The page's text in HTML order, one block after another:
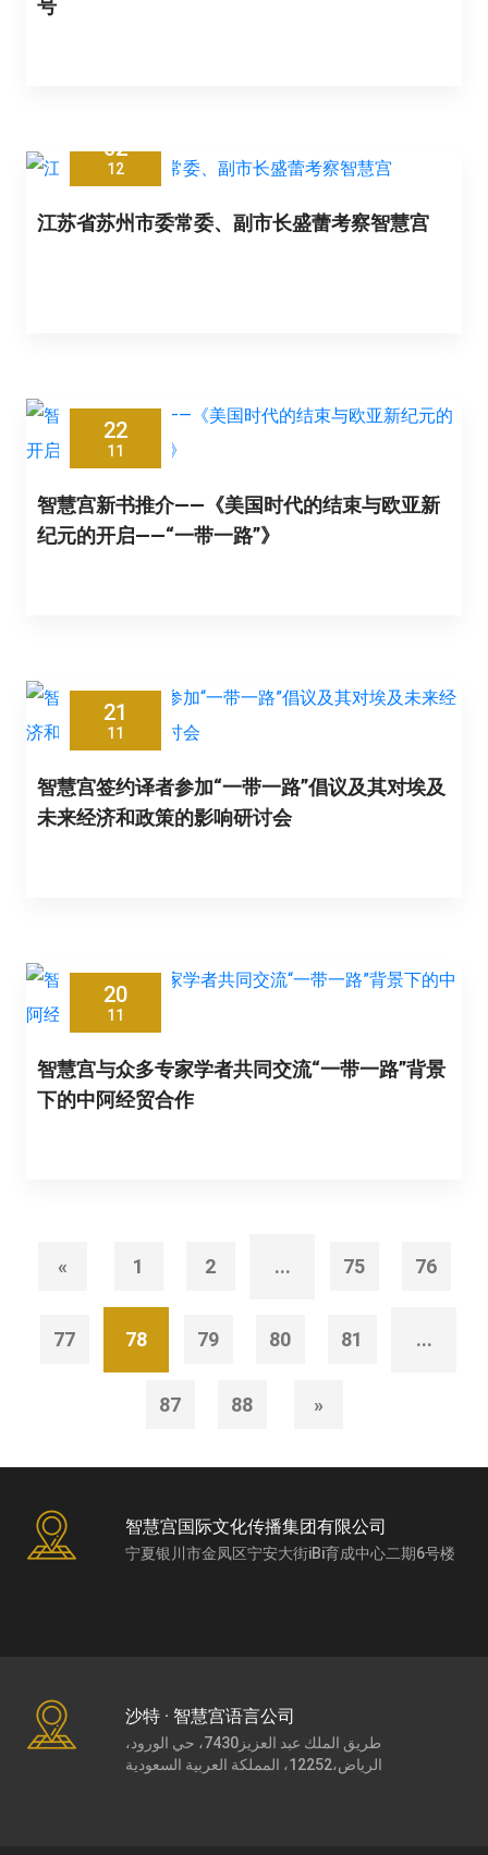
号
02
12
江苏省苏州市委常委、副市长盛蕾考察智慧宫
22
11
智慧宫新书推介——《美国时代的结束与欧亚新
纪元的开启——“一带一路”》
21
11
智慧宫签约译者参加“一带一路”倡议及其对埃及
未来经济和政策的影响研讨会
20
11
智慧宫与众多专家学者共同交流“一带一路”背景
下的中阿经贸合作
« 1 2 ... 75 76
77 78 79 80 81 ...
87 88 »
智慧宫国际文化传播集团有限公司
宁夏银川市金凤区宁安大街iBi育成中心二期6号楼
沙特 · 智慧宫语言公司
طريق الملك عبد العزيز7430، حي الورود،
الرياض،12252، المملكة العربية السعودية